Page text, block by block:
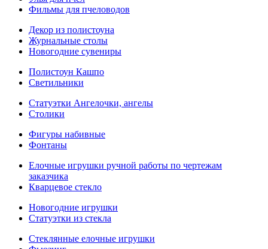
Фильмы для пчеловодов
Декор из полистоуна
Журнальные столы
Новогодние сувениры
Полистоун Кашпо
Светильники
Статуэтки Ангелочки, ангелы
Столики
Фигуры набивные
Фонтаны
Елочные игрушки ручной работы по чертежам
заказчика
Кварцевое стекло
Новогодние игрушки
Статуэтки из стекла
Стеклянные елочные игрушки